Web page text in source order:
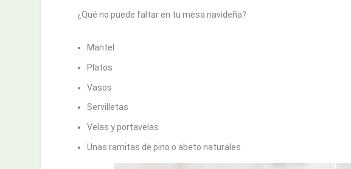
¿Qué no puede faltar en tu mesa navideña?
Mantel
Platos
Vasos
Servilletas
Velas y portavelas
Unas ramitas de pino o abeto naturales